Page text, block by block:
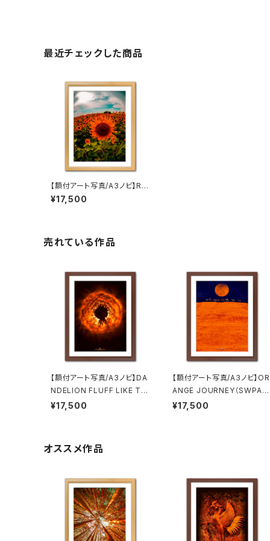
最近チェックした商品
【額付アート写真/A3ノビ】RU
SH OF SUMMER（夏の猛
進）
¥17,500
売れている作品
【額付アート写真/A3ノビ】DA
NDELION FLUFF LIKE TH
E SUN（太陽のようなタンポ
¥17,500
【額付アート写真/A3ノビ】OR
ANGE JOURNEY（
16受賞作品）
¥17,500
オススメ作品